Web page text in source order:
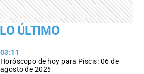
LO ÚLTIMO
03:11
Horóscopo de hoy para Piscis: 06 de
agosto de 2026